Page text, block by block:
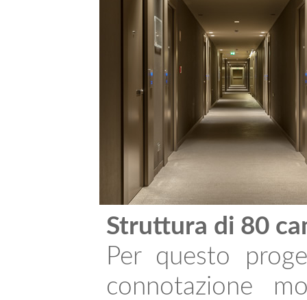
Struttura di 80
Per questo
connotazione